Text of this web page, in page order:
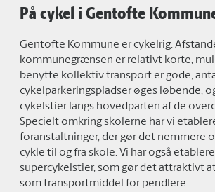
På cykel i Gentofte
Gentofte Kommune er cykelrig.
kommunegrænsen er relativt korte,
benytte kollektiv transport er gode,
cykelparkeringspladser øges løbende,
cykelstier langs hovedparten af de
Specielt omkring skolerne har vi
foranstaltninger, der gør det nemmere
cykle til og fra skole. Vi har også
supercykelstier, som gør det attraktivt
som transportmiddel for pendlere.